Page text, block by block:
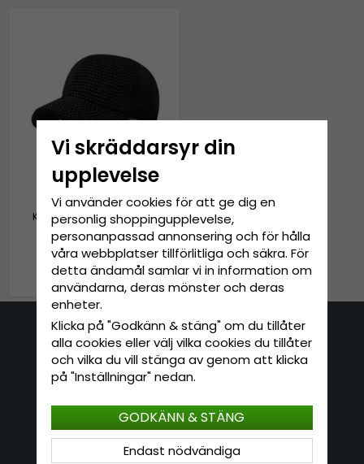
Keps - Gårda Bling Bling
(svart)
359 kr449 kr
Kontakta oss
E-mail: info@hatshop.se
Kundservice Information
Vi skräddarsyr din
upplevelse
Vi använder cookies för att ge dig en
personlig shoppingupplevelse,
personanpassad annonsering och för hålla
våra webbplatser tillförlitliga och säkra. För
detta ändamål samlar vi in information om
användarna, deras mönster och deras
enheter.
Klicka på "Godkänn & stäng" om du tillåter
alla cookies eller välj vilka cookies du tillåter
och vilka du vill stänga av genom att klicka
på "Inställningar" nedan.
Endast nödvändiga
GODKÄNN & STÄNG